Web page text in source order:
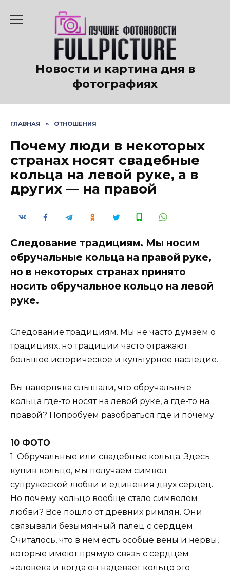
содержанию
Новости и картина дня в
фотографиях
ГЛАВНАЯ » ОТНОШЕНИЯ
Почему люди в некоторых
странах носят свадебные
кольца на левой руке, а в
других — на правой
Следование традициям. Мы носим
обручальные кольца на правой руке,
но в некоторых странах принято
носить обручальное кольцо на левой
руке.
Следование традициям. Мы не часто думаем о
традициях, но традиции часто отражают
большое историческое и культурное наследие.
Вы наверняка слышали, что обручальные
кольца где-то носят на левой руке, а где-то на
правой? Попробуем разобраться где и почему.
10 ФОТО
1. Обручальные или свадебные кольца. Здесь
купив кольцо, мы получаем символ
супружеской любви и единения двух сердец.
Но почему кольцо вообще стало символом
любви? Все пошло от древних римлян. Они
связывали безымянный палец с сердцем.
Считалось, что в нем есть особые вены и нервы,
которые имеют прямую связь с сердцем
человека и когда он надевает кольцо это